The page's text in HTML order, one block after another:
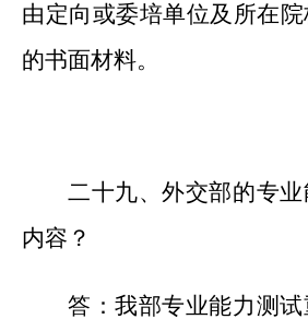
由定向或委培单位及所在
的书面材料。
二十九、外交部的专
内容？
答：我部专业能力测